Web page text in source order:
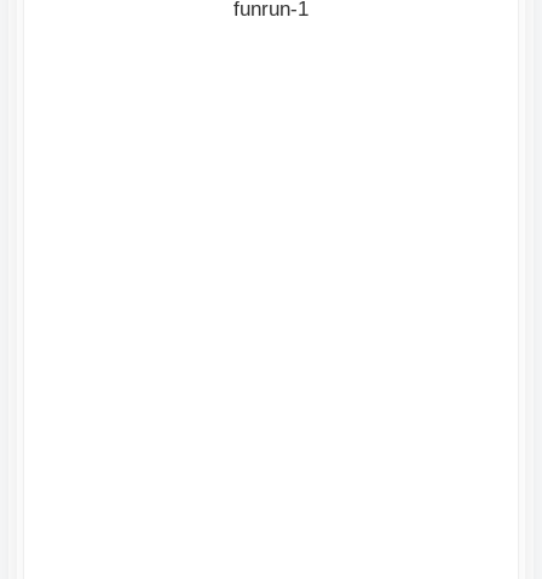
funrun-1